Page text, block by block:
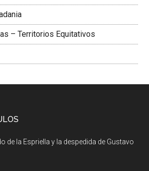
– Territorios Equitativos
de la Espriella y la despedida de Gustavo